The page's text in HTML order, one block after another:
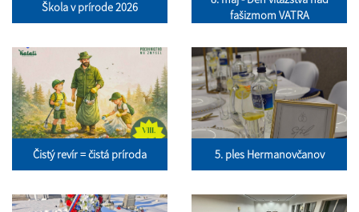
Škola v prírode 2026
fašizmom VATRA
Čistý revír = čistá príroda 5. ples Hermanovčanov